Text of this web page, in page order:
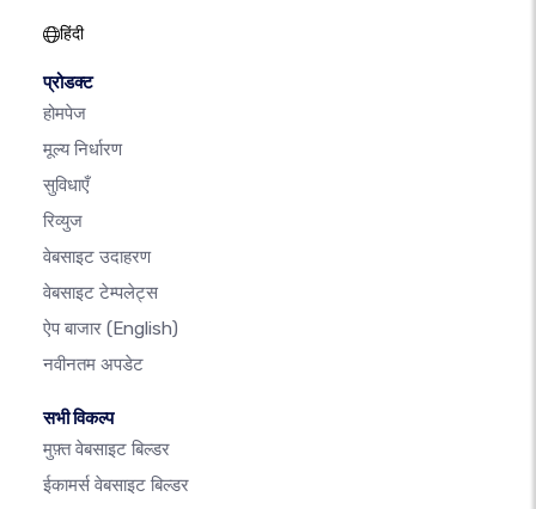
हिंदी
प्रोडक्ट
होमपेज
मूल्य निर्धारण
सुविधाएँ
रिव्युज
वेबसाइट उदाहरण
वेबसाइट टेम्पलेट्स
ऐप बाजार (English)
नवीनतम अपडेट
सभी विकल्प
मुफ़्त वेबसाइट बिल्डर
ईकामर्स वेबसाइट बिल्डर